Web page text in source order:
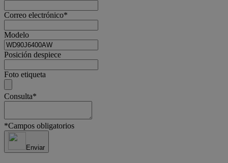
Correo electrónico*
Modelo
Posición despiece
Foto etiqueta
Consulta*
*Campos obligatorios
Enviar